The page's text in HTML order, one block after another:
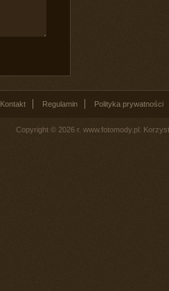
Kontakt Regulamin Polityka prywatności
Copyright © 2026 r. www.fotomody.pl.